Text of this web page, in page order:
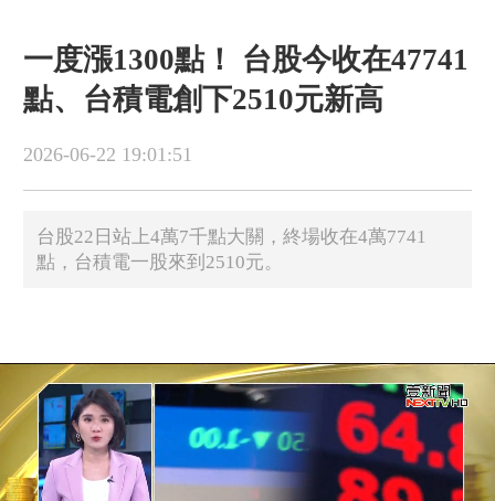
一度漲1300點！ 台股今收在47741
點、台積電創下2510元新高
2026-06-22 19:01:51
台股22日站上4萬7千點大關，終場收在4萬7741
點，台積電一股來到2510元。